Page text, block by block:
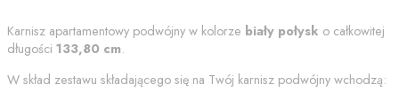
Karnisz apartamentowy podwójny w kolorze biały połysk o całkowitej
długości 133,80 cm.
W skład zestawu składającego się na Twój karnisz podwójny wchodzą: